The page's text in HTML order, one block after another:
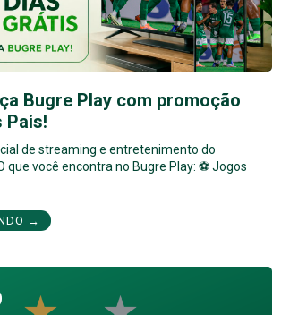
Bugre Play com promoção
Pais!
de streaming e entretenimento do
você encontra no Bugre Play: ⚽ Jogos
→